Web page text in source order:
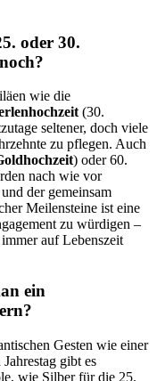
oder 30.
wie die
(30.
seltener, doch viele
zu pflegen. Auch
) oder 60.
nach wie vor
der gemeinsam
Meilensteine ist eine
zu würdigen –
auf Lebenszeit
ein
Gesten wie einer
gibt es
wie Silber für die 25.